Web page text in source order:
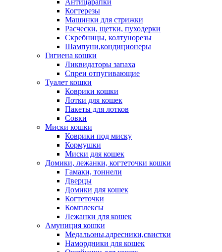
Антицарапки
Когтерезы
Машинки для стрижки
Расчески, щетки, пуходерки
Скребницы, колтунорезы
Шампуни,кондиционеры
Гигиена кошки
Ликвидаторы запаха
Спреи отпугивающие
Туалет кошки
Коврики кошки
Лотки для кошек
Пакеты для лотков
Совки
Миски кошки
Коврики под миску
Кормушки
Миски для кошек
Домики, лежанки, когтеточки кошки
Гамаки, тоннели
Дверцы
Домики для кошек
Когтеточки
Комплексы
Лежанки для кошек
Амуниция кошки
Медальоны,адресники,свистки
Намордники для кошек